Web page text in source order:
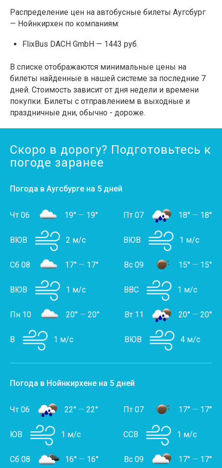
Распределение цен на автобусные билеты Аугсбург
— Нойнкирхен по компаниям:
FlixBus DACH GmbH — 1443 руб.
В списке отображаются минимальные цены на
билеты найденные в нашей системе за последние 7
дней. Стоимость зависит от дня недели и времени
покупки. Билеты с отправлением в выходные и
праздничные дни, обычно - дороже.
Скоро в дорогу? Подготовьтесь к
погоде заранее
Погода в Аугсбурге на 5 дней
Чт 06 19° — 19°
ВЮВ 2 м/с
Пт 07 18° — 18°
ВЮВ 1 м/с
Сб 08 17° — 17°
ВЮВ 1 м/с
Вс 09 15° — 15°
ВВС 1 м/с
Пн 10 20° — 20°
В 1 м/с
Вт 11 20° — 20°
ВЮВ 4 м/с
Погода в Нойнкирхене на 5 дней
Чт 06 22° — 22°
ЮВ 1 м/с
Пт 07 17° — 17°
ССВ 1 м/с
Сб 08 16° — 16° Вс 09 17° — 17°